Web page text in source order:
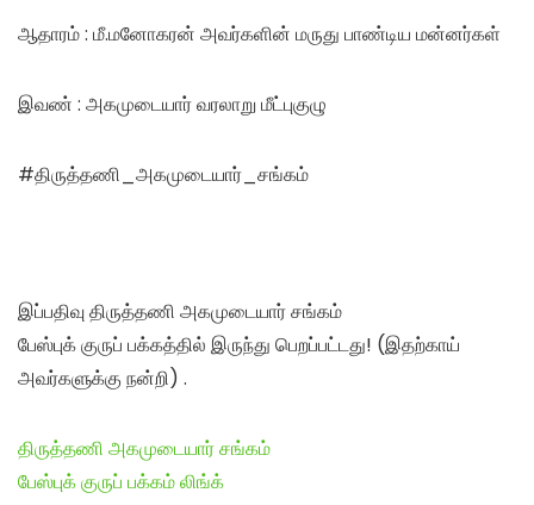
ஆதாரம் : மீ.மனோகரன் அவர்களின் மருது பாண்டிய மன்னர்கள்
இவண் : அகமுடையார் வரலாறு மீட்புகுழு
#திருத்தணி_அகமுடையார்_சங்கம்
இப்பதிவு திருத்தணி அகமுடையார் சங்கம்
பேஸ்புக் குருப் பக்கத்தில் இருந்து பெறப்பட்டது! (இதற்காய்
அவர்களுக்கு நன்றி) .
திருத்தணி அகமுடையார் சங்கம்
பேஸ்புக் குருப் பக்கம் லிங்க்